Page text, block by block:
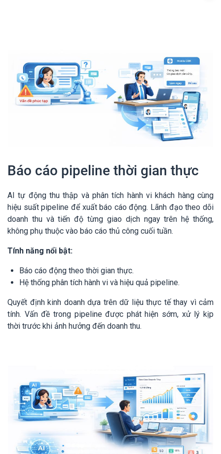
Báo cáo pipeline thời gian thực
AI tự động thu thập và phân tích hành vi khách hàng cùng
hiệu suất pipeline để xuất báo cáo động. Lãnh đạo theo dõi
doanh thu và tiến độ từng giao dịch ngay trên hệ thống,
không phụ thuộc vào báo cáo thủ công cuối tuần.
Tính năng nổi bật:
Báo cáo động theo thời gian thực.
Hệ thống phân tích hành vi và hiệu quả pipeline.
Quyết định kinh doanh dựa trên dữ liệu thực tế thay vì cảm
tính. Vấn đề trong pipeline được phát hiện sớm, xử lý kịp
thời trước khi ảnh hưởng đến doanh thu.